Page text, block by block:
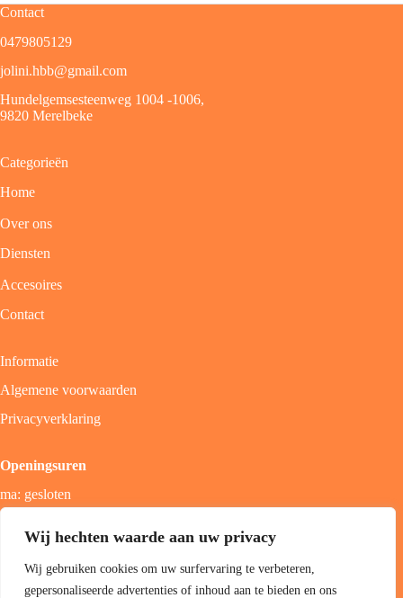
Wij hechten waarde aan uw privacy
Wij gebruiken cookies om uw surfervaring te verbeteren,
gepersonaliseerde advertenties of inhoud aan te bieden en ons
Contact
0479805129
jolini.hbb@gmail.com
Hundelgemsesteenweg 1004 -1006,
9820 Merelbeke
Categorieën
Home
Over ons
Diensten
Accesoires
Contact
Informatie
Algemene voorwaarden
Privacyverklaring
Openingsuren
ma: gesloten
zon; gesloten